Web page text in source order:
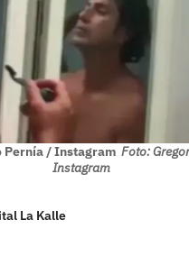
Pernía / Instagram Foto:
Instagram
La Kalle